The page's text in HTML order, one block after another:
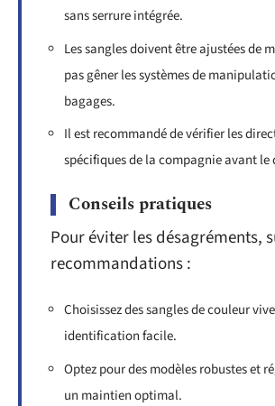
sans serrure intégrée.
Les sangles doivent être ajustées de
pas gêner les systèmes de
bagages.
Il est recommandé de vérifier les
spécifiques de la compagnie avant le
Conseils pratiques
Pour éviter les désagréments,
recommandations :
Choisissez des sangles de couleur
identification facile.
Optez pour des modèles robustes et
un maintien optimal.